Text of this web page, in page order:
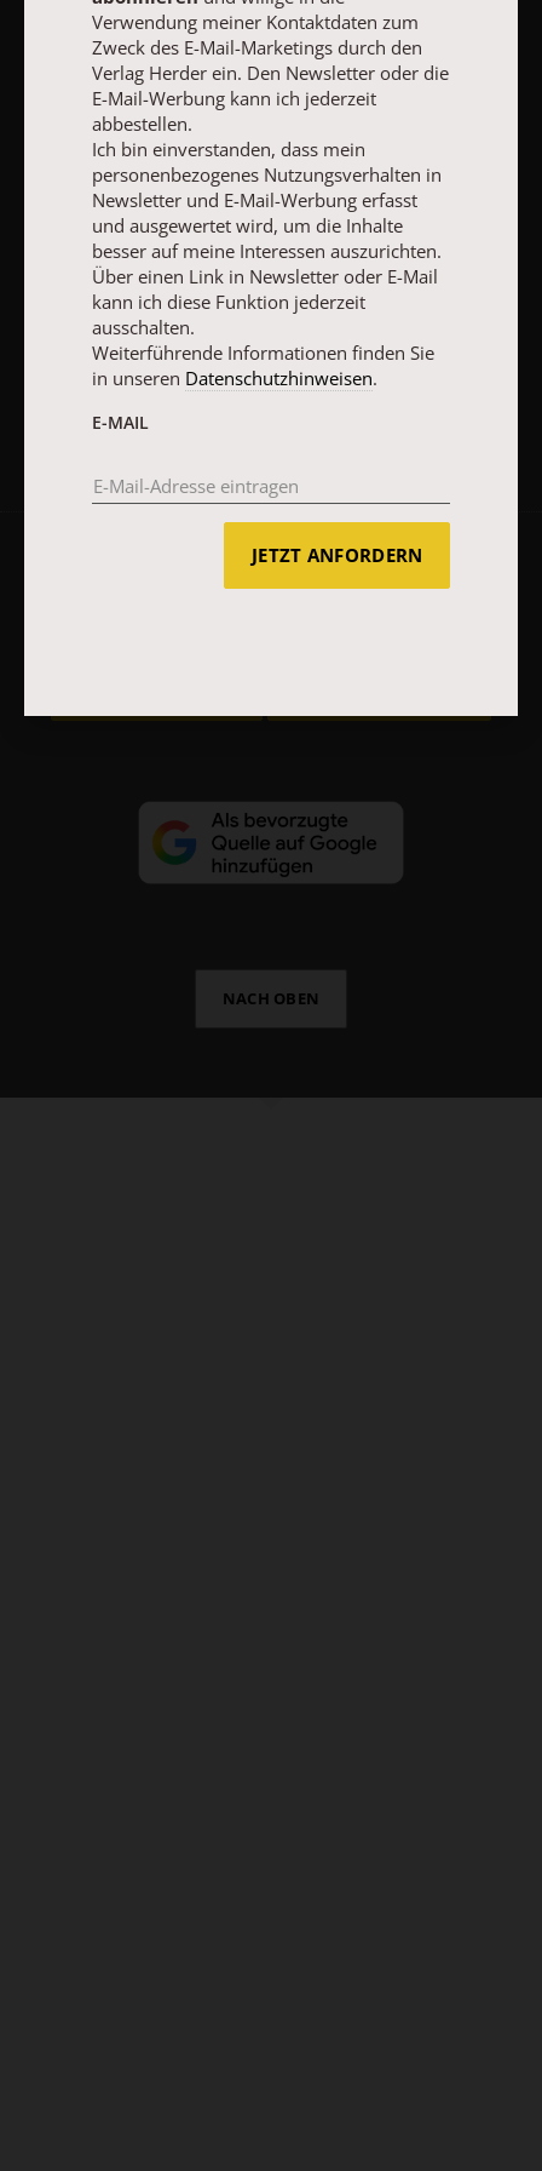
Den Newsletter oder die E-Mail-Werbung kann ich jederzeit
abbestellen.
Ich bin einverstanden, dass mein personenbezogenes
Nutzungsverhalten in Newsletter und E-Mail-Werbung erfasst
und ausgewertet wird, um die Inhalte besser auf meine
Interessen auszurichten. Über einen Link in Newsletter oder E-
Mail kann ich diese Funktion jederzeit ausschalten.
Weiterführende Informationen finden Sie in unseren
Datenschutzhinweisen.
JETZT ANMELDEN
AGB und Widerrufsbelehrung Datenschutz Barrierefreiheit
NACH OBEN
Verwendung meiner Kontaktdaten zum
Zweck des E-Mail-Marketings durch den
Verlag Herder ein. Den Newsletter oder die
E-Mail-Werbung kann ich jederzeit
abbestellen.
Ich bin einverstanden, dass mein
personenbezogenes Nutzungsverhalten in
Newsletter und E-Mail-Werbung erfasst
und ausgewertet wird, um die Inhalte
besser auf meine Interessen auszurichten.
Über einen Link in Newsletter oder E-Mail
kann ich diese Funktion jederzeit
ausschalten.
Weiterführende Informationen finden Sie
in unseren Datenschutzhinweisen.
E-MAIL
JETZT ANFORDERN